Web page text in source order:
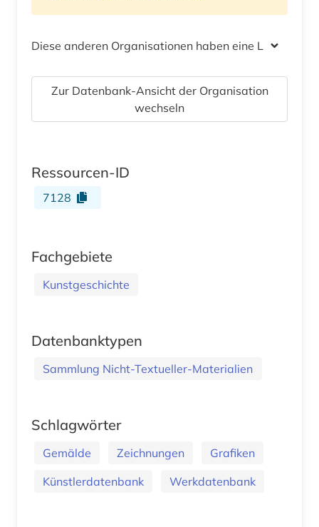
Diese anderen Organisationen haben eine Lizenz
Zur Datenbank-Ansicht der Organisation
wechseln
Ressourcen-ID
7128
Fachgebiete
Kunstgeschichte
Datenbanktypen
Sammlung Nicht-Textueller-Materialien
Schlagwörter
Gemälde Zeichnungen
Grafiken
Künstlerdatenbank
Werkdatenbank